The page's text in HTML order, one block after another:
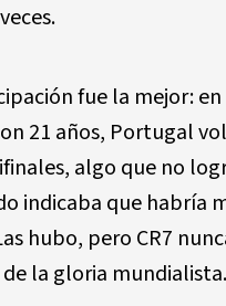
fue la mejor: en
21 años, Portugal
algo que no
indicaba que habría
hubo, pero CR7
la gloria mundialista.